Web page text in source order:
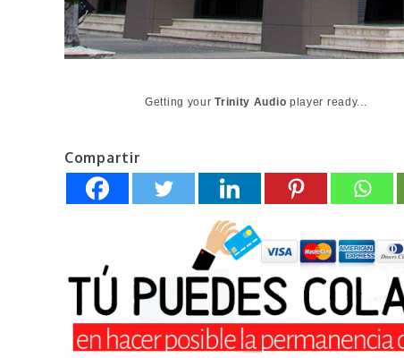
Getting yourTrinity Audio player ready...
Compartir